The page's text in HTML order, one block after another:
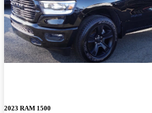
2023 RAM 1500